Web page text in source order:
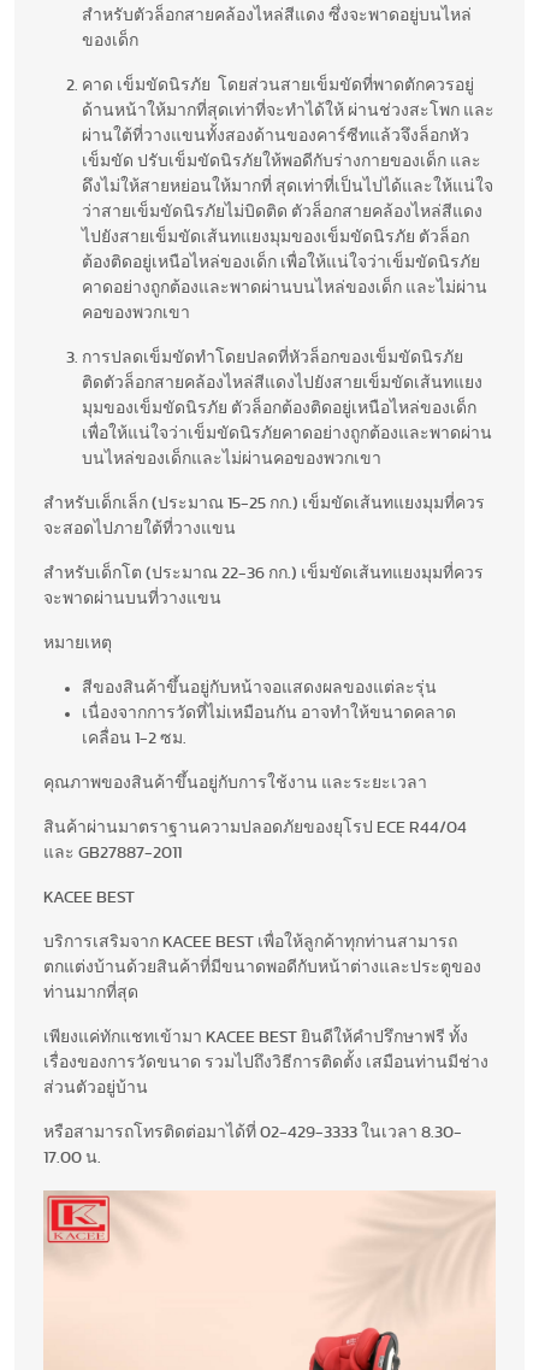
สำหรับตัวล็อกสายคล้องไหล่สีแดง ซึ่งจะพาดอยู่บนไหล่
ของเด็ก
คาด เข็มขัดนิรภัย โดยส่วนสายเข็มขัดที่พาดตักควรอยู่
ด้านหน้าให้มากที่สุดเท่าที่จะทำได้ให้ ผ่านช่วงสะโพก และ
ผ่านใต้ที่วางแขนทั้งสองด้านของคาร์ซีทแล้วจึงล็อกหัว
เข็มขัด ปรับเข็มขัดนิรภัยให้พอดีกับร่างกายของเด็ก และ
ดึงไม่ให้สายหย่อนให้มากที่ สุดเท่าที่เป็นไปได้และให้แน่ใจ
ว่าสายเข็มขัดนิรภัยไม่บิดติด ตัวล็อกสายคล้องไหล่สีแดง
ไปยังสายเข็มขัดเส้นทแยงมุมของเข็มขัดนิรภัย ตัวล็อก
ต้องติดอยู่เหนือไหล่ของเด็ก เพื่อให้แน่ใจว่าเข็มขัดนิรภัย
คาดอย่างถูกต้องและพาดผ่านบนไหล่ของเด็ก และไม่ผ่าน
คอของพวกเขา
การปลดเข็มขัดทำโดยปลดที่หัวล็อกของเข็มขัดนิรภัย
ติดตัวล็อกสายคล้องไหล่สีแดงไปยังสายเข็มขัดเส้นทแยง
มุมของเข็มขัดนิรภัย ตัวล็อกต้องติดอยู่เหนือไหล่ของเด็ก
เพื่อให้แน่ใจว่าเข็มขัดนิรภัยคาดอย่างถูกต้องและพาดผ่าน
บนไหล่ของเด็กและไม่ผ่านคอของพวกเขา
สำหรับเด็กเล็ก (ประมาณ 15-25 กก.) เข็มขัดเส้นทแยงมุมที่ควร
จะสอดไปภายใต้ที่วางแขน
สำหรับเด็กโต (ประมาณ 22-36 กก.) เข็มขัดเส้นทแยงมุมที่ควร
จะพาดผ่านบนที่วางแขน
หมายเหตุ
สีของสินค้าขึ้นอยู่กับหน้าจอแสดงผลของแต่ละรุ่น
เนื่องจากการวัดที่ไม่เหมือนกัน อาจทำให้ขนาดคลาด
เคลื่อน 1-2 ซม.
คุณภาพของสินค้าขึ้นอยู่กับการใช้งาน และระยะเวลา
สินค้าผ่านมาตราฐานความปลอดภัยของยุโรป ECE R44/04
และ GB27887-2011
KACEE BEST
บริการเสริมจาก KACEE BEST เพื่อให้ลูกค้าทุกท่านสามารถ
ตกแต่งบ้านด้วยสินค้าที่มีขนาดพอดีกับหน้าต่างและประตูของ
ท่านมากที่สุด
เพียงแค่ทักแชทเข้ามา KACEE BEST ยินดีให้คำปรึกษาฟรี ทั้ง
เรื่องของการวัดขนาด รวมไปถึงวิธีการติดตั้ง เสมือนท่านมีช่าง
ส่วนตัวอยู่บ้าน
หรือสามารถโทรติดต่อมาได้ที่ 02-429-3333 ในเวลา 8.30-
17.00 น.